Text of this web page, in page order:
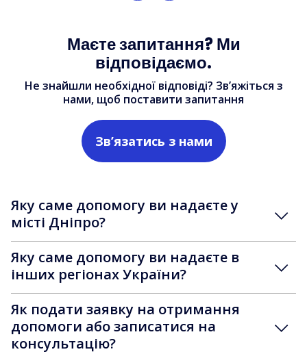
Маєте запитання? Ми
відповідаємо.
Не знайшли необхідної відповіді? Зв’яжіться з
нами, щоб поставити запитання
Зв’язатись з нами
Яку саме допомогу ви надаєте у
місті Дніпро?
Яку саме допомогу ви надаєте в
інших регіонах України?
Як подати заявку на отримання
допомоги або записатися на
консультацію?